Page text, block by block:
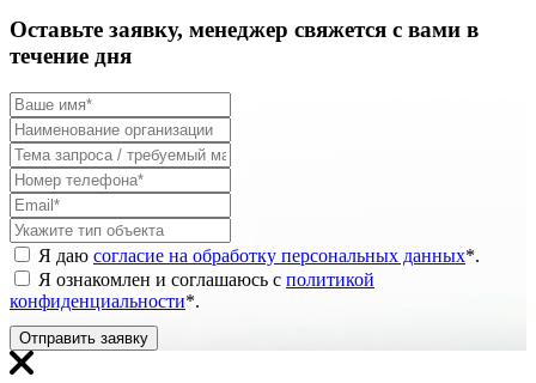
Оставьте заявку, менеджер свяжется с вами в
течение дня
Я даю согласие на обработку персональных данных*.
Я ознакомлен и соглашаюсь с политикой
конфиденциальности*.
Отправить заявку